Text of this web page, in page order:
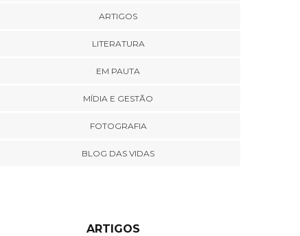
ARTIGOS
LITERATURA
EM PAUTA
MÍDIA E GESTÃO
FOTOGRAFIA
BLOG DAS VIDAS
ARTIGOS